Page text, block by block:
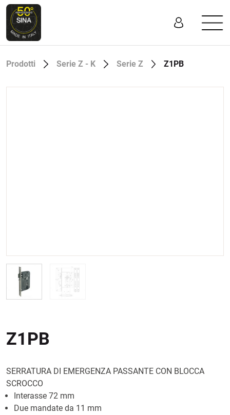
Prodotti Serie Z - K Serie Z Z1PB
Z1PB
SERRATURA DI EMERGENZA PASSANTE CON BLOCCA
SCROCCO
Interasse 72 mm
Due mandate da 11 mm